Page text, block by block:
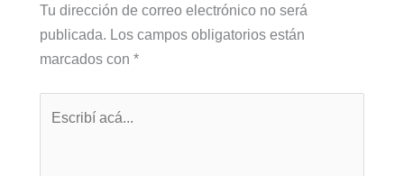
Tu dirección de correo electrónico no será
publicada. Los campos obligatorios están
marcados con *